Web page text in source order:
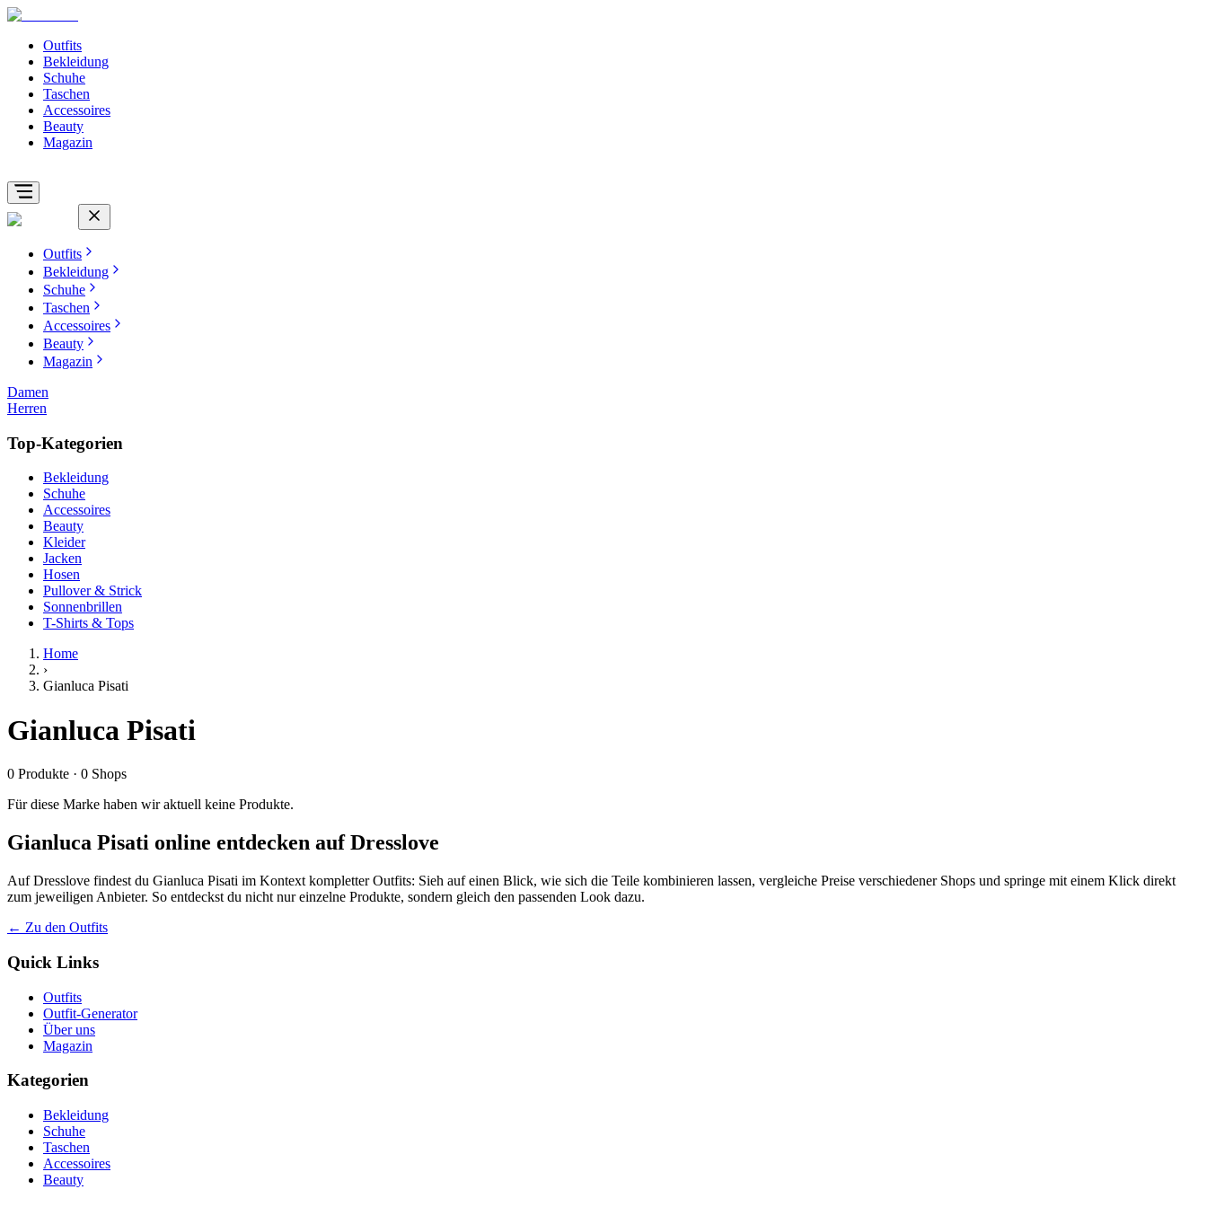
Outfits
Bekleidung
Schuhe
Taschen
Accessoires
Beauty
Magazin
Outfits
Bekleidung
Schuhe
Taschen
Accessoires
Beauty
Magazin
Damen
Herren
Top-Kategorien
Bekleidung
Schuhe
Accessoires
Beauty
Kleider
Jacken
Hosen
Pullover & Strick
Sonnenbrillen
T-Shirts & Tops
Home
›
Gianluca Pisati
Gianluca Pisati
0 Produkte · 0 Shops
Für diese Marke haben wir aktuell keine Produkte.
Gianluca Pisati online entdecken auf Dresslove
Auf Dresslove findest du Gianluca Pisati im Kontext kompletter Outfits: Sieh auf einen Blick, wie sich die Teile kombinieren lassen, vergleiche Preise verschiedener Shops und springe mit einem Klick direkt
zum jeweiligen Anbieter. So entdeckst du nicht nur einzelne Produkte, sondern gleich den passenden Look dazu.
← Zu den Outfits
Quick Links
Outfits
Outfit-Generator
Über uns
Magazin
Kategorien
Bekleidung
Schuhe
Taschen
Accessoires
Beauty